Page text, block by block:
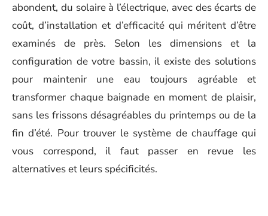
abondent, du solaire à l’électrique, avec des écarts de
coût, d’installation et d’efficacité qui méritent d’être
examinés de près. Selon les dimensions et la
configuration de votre bassin, il existe des solutions
pour maintenir une eau toujours agréable et
transformer chaque baignade en moment de plaisir,
sans les frissons désagréables du printemps ou de la
fin d’été. Pour trouver le système de chauffage qui
vous correspond, il faut passer en revue les
alternatives et leurs spécificités.